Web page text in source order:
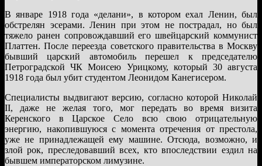
В январе 1918 года «делани», в котором ехал Ленин, был
обстрелян эсерами. Ленин при этом не пострадал, но был
тяжело ранен сопровождавший его швейцарский коммунист
Платтен. После переезда советского правительства в Москву
бывший царский автомобиль перешел к председателю
Петроградской ЧК Моисею Урицкому, который 30 августа
1918 года был убит студентом Леонидом Канегисером.
Специалисты выдвигают версию, согласно которой Николай
II, даже не желая того, мог передать во время визита
Керенского в Царское Село всю свою отрицательную
энергию, накопившуюся с момента отречения от престола,
уже не принадлежащей ему машине. Отсюда, возможно, и
злой рок, преследовавший всех, кто впоследствии ездил на
бывшем императорском лимузине.